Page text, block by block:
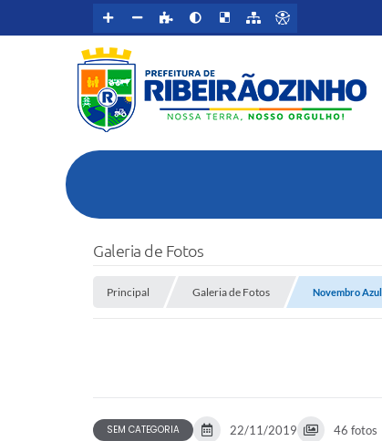
Galeria de Fotos
Principal Galeria de Fotos Novembro Azul
SEM CATEGORIA 22/11/2019 46 fotos